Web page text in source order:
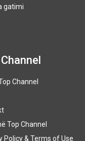
gatimi
Channel
Top Channel
Policy & Terms of Use